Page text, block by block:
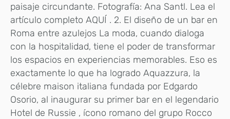
paisaje circundante. Fotografía: Ana Santl. Lea el
artículo completo AQUÍ . 2. El diseño de un bar en
Roma entre azulejos La moda, cuando dialoga
con la hospitalidad, tiene el poder de transformar
los espacios en experiencias memorables. Eso es
exactamente lo que ha logrado Aquazzura, la
célebre maison italiana fundada por Edgardo
Osorio, al inaugurar su primer bar en el legendario
Hotel de Russie , ícono romano del grupo Rocco